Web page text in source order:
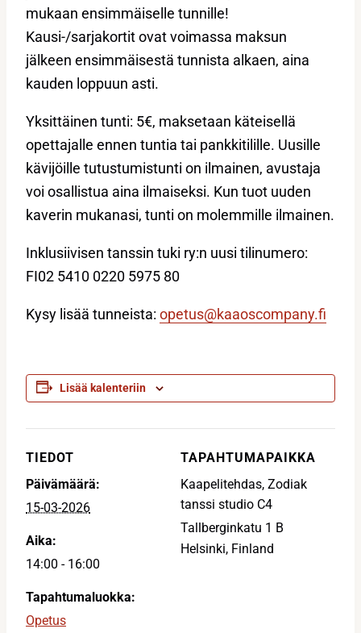
mukaan ensimmäiselle tunnille!
Kausi-/sarjakortit ovat voimassa maksun
jälkeen ensimmäisestä tunnista alkaen, aina
kauden loppuun asti.
Yksittäinen tunti: 5€, maksetaan käteisellä
opettajalle ennen tuntia tai pankkitilille. Uusille
kävijöille tutustumistunti on ilmainen, avustaja
voi osallistua aina ilmaiseksi. Kun tuot uuden
kaverin mukanasi, tunti on molemmille ilmainen.
Inklusiivisen tanssin tuki ry:n uusi tilinumero:
FI02 5410 0220 5975 80
Kysy lisää tunneista: opetus@kaaoscompany.fi
Lisää kalenteriin
TIEDOT
Päivämäärä:
15-03-2026
Aika:
14:00 - 16:00
Tapahtumaluokka:
Opetus
TAPAHTUMAPAIKKA
Kaapelitehdas, Zodiak
tanssi studio C4
Tallberginkatu 1 B
Helsinki, Finland